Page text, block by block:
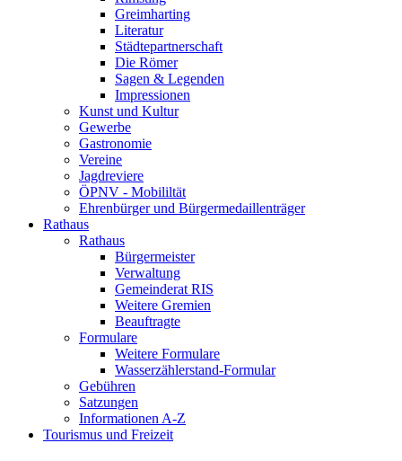
Greimharting
Literatur
Städtepartnerschaft
Die Römer
Sagen & Legenden
Impressionen
Kunst und Kultur
Gewerbe
Gastronomie
Vereine
Jagdreviere
ÖPNV - Mobililtät
Ehrenbürger und Bürgermedaillenträger
Rathaus
Rathaus
Bürgermeister
Verwaltung
Gemeinderat RIS
Weitere Gremien
Beauftragte
Formulare
Weitere Formulare
Wasserzählerstand-Formular
Gebühren
Satzungen
Informationen A-Z
Tourismus und Freizeit